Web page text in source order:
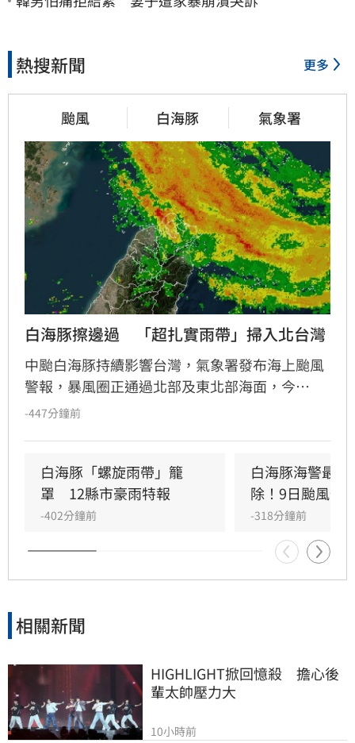
熱搜新聞 更多
颱風 白海豚 氣象署
白海豚擦邊過　「超扎實雨帶」掃入北台灣
中颱白海豚持續影響台灣，氣象署發布海上颱風
警報，暴風圈正通過北部及東北部海面，今
（9）日凌晨至上午影響最劇。氣象署針對12縣
毫米。各地風力強勁，彭佳嶼測得13級強陣風。
預計午後颱風逐漸遠離，但隨著颱風登陸中國，
西南風將隨之增強，南部地區入夜後雨勢轉趨明
顯，未來一週中南部需留意持續性的多雨天氣，
請民眾務必做好防颱準備，並留意最新氣象資訊
以策安全。
-447分鐘前
白海豚「螺旋雨帶」籠
罩　12縣市豪雨特報
-402分鐘前
白海豚海警最
除！9日颱風假
-318分鐘前
相關新聞
HIGHLIGHT掀回憶殺　擔心後
輩太帥壓力大
10小時前